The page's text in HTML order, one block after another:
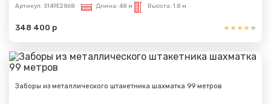
Артикул: S149E2868 Длина: 48 м Высота: 1,8 м
348 400 р
Заборы из металлического штакетника шахматка 99 метров
Вами.